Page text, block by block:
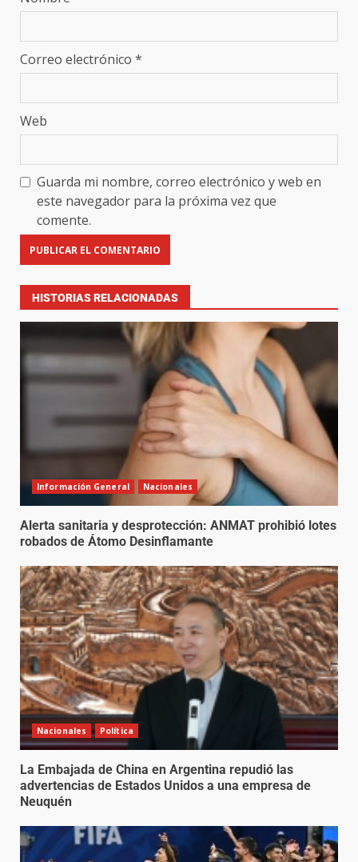
Correo electrónico *
Web
Guarda mi nombre, correo electrónico y web en
este navegador para la próxima vez que
comente.
HISTORIAS RELACIONADAS
Información General Nacionales
Alerta sanitaria y desprotección: ANMAT prohibió lotes
robados de Átomo Desinflamante
Nacionales Política
La Embajada de China en Argentina repudió las
advertencias de Estados Unidos a una empresa de
Neuquén